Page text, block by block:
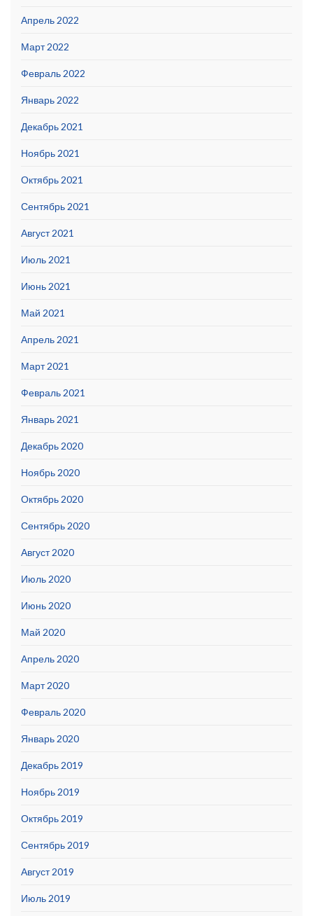
Апрель 2022
Март 2022
Февраль 2022
Январь 2022
Декабрь 2021
Ноябрь 2021
Октябрь 2021
Сентябрь 2021
Август 2021
Июль 2021
Июнь 2021
Май 2021
Апрель 2021
Март 2021
Февраль 2021
Январь 2021
Декабрь 2020
Ноябрь 2020
Октябрь 2020
Сентябрь 2020
Август 2020
Июль 2020
Июнь 2020
Май 2020
Апрель 2020
Март 2020
Февраль 2020
Январь 2020
Декабрь 2019
Ноябрь 2019
Октябрь 2019
Сентябрь 2019
Август 2019
Июль 2019